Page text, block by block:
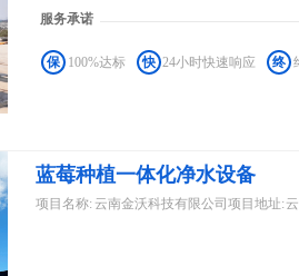
服务承诺
保 100%达标 快 24小时快速响应 终
蓝莓种植一体化净水设备
项目名称: 云南金沃科技有限公司项目地址: